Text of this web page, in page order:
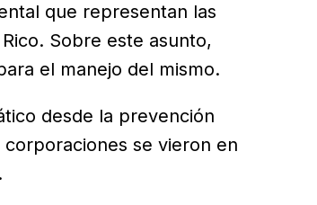
que representan las
Sobre este asunto,
el manejo del mismo.
desde la prevención
corporaciones se vieron en